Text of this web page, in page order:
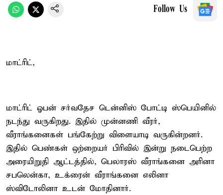
Follow Us
மாட்ரிட்,
மாட்ரிட் ஓபன் சர்வதேச டென்னிஸ் போட்டி ஸ்பெயினில்
நடந்து வருகிறது. இதில் முன்னணி வீரர்,
வீராங்கனைகள் பங்கேற்று விளையாடி வருகின்றனர்.
இதில் பெண்கள் ஒற்றையர் பிரிவில் இன்று நடைபெற்ற
அரையிறுதி ஆட்டத்தில், பெலாரஸ் வீராங்கனை அரினா
சபலென்கா, உக்ரைன் வீராங்கனை எலினா
ஸ்விடோலினா உடன் மோதினார்.